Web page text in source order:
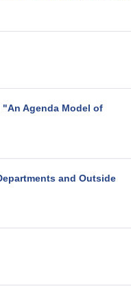
Agenda Model of
and Outside